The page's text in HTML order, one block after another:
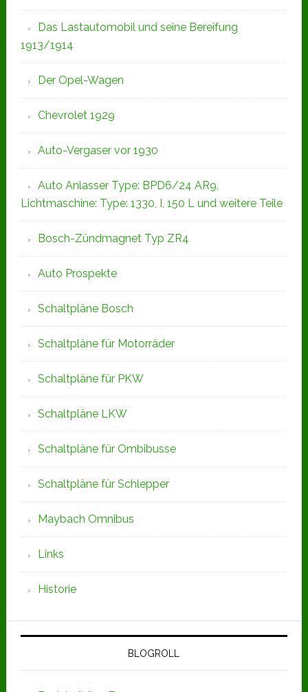
Das Lastautomobil und seine Bereifung
1913/1914
Der Opel-Wagen
Chevrolet 1929
Auto-Vergaser vor 1930
Auto Anlasser Type: BPD6/24 AR9,
Lichtmaschine: Type: 1330, I, 150 L und weitere Teile
Bosch-Zündmagnet Typ ZR4
Auto Prospekte
Schaltpläne Bosch
Schaltpläne für Motorräder
Schaltpläne für PKW
Schaltpläne LKW
Schaltpläne für Ombibusse
Schaltpläne für Schlepper
Maybach Omnibus
Links
Historie
BLOGROLL